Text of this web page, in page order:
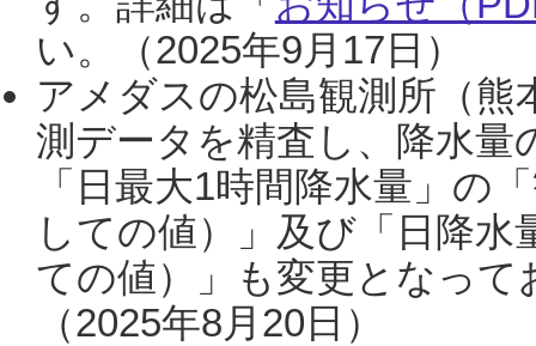
い。（2025年9月17日）
アメダスの松島観測所（熊
測データを精査し、降水
「日最大1時間降水量」の
しての値）」及び「日降
ての値）」も変更となっ
（2025年8月20日）